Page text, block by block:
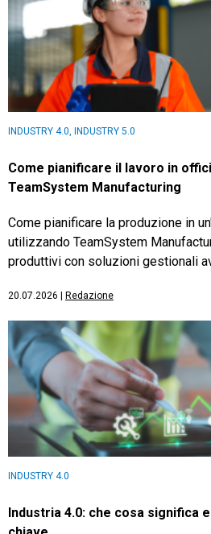
INDUSTRY 4.0, INDUSTRY 5.0
Come pianificare il lavoro in
TeamSystem Manufacturing
Come pianificare la produzione in
utilizzando TeamSystem
produttivi con soluzioni gestionali
20.07.2026 Redazione
INDUSTRY 4.0
Industria 4.0: che cosa significa